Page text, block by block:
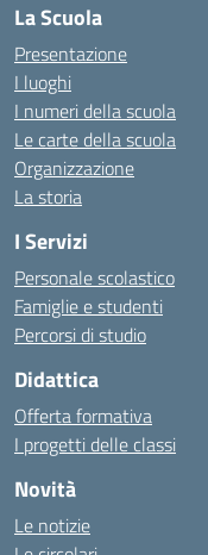
La Scuola
Presentazione
I luoghi
I numeri della scuola
Le carte della scuola
Organizzazione
La storia
I Servizi
Personale scolastico
Famiglie e studenti
Percorsi di studio
Didattica
Offerta formativa
I progetti delle classi
Novità
Le notizie